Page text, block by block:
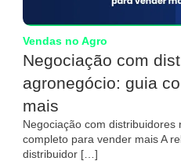
Vendas no Agro
Negociação com
agronegócio: guia
mais
Negociação com distribuidores
completo para vender mais A
distribuidor […]